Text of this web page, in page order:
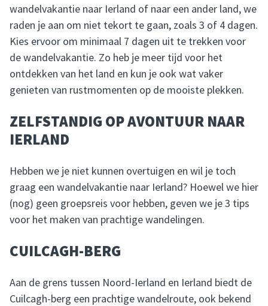
wandelvakantie naar Ierland of naar een ander land, we
raden je aan om niet tekort te gaan, zoals 3 of 4 dagen.
Kies ervoor om minimaal 7 dagen uit te trekken voor
de wandelvakantie. Zo heb je meer tijd voor het
ontdekken van het land en kun je ook wat vaker
genieten van rustmomenten op de mooiste plekken.
ZELFSTANDIG OP AVONTUUR NAAR
IERLAND
Hebben we je niet kunnen overtuigen en wil je toch
graag een wandelvakantie naar Ierland? Hoewel we hier
(nog) geen groepsreis voor hebben, geven we je 3 tips
voor het maken van prachtige wandelingen.
CUILCAGH-BERG
Aan de grens tussen Noord-Ierland en Ierland biedt de
Cuilcagh-berg een prachtige wandelroute, ook bekend